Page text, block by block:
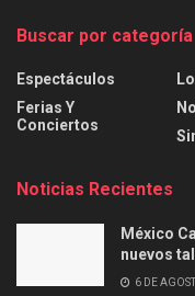
Buscar por categoría
Espectáculos
Ferias Y
Conciertos
Noticias Recientes
México
nuevos
6 DE